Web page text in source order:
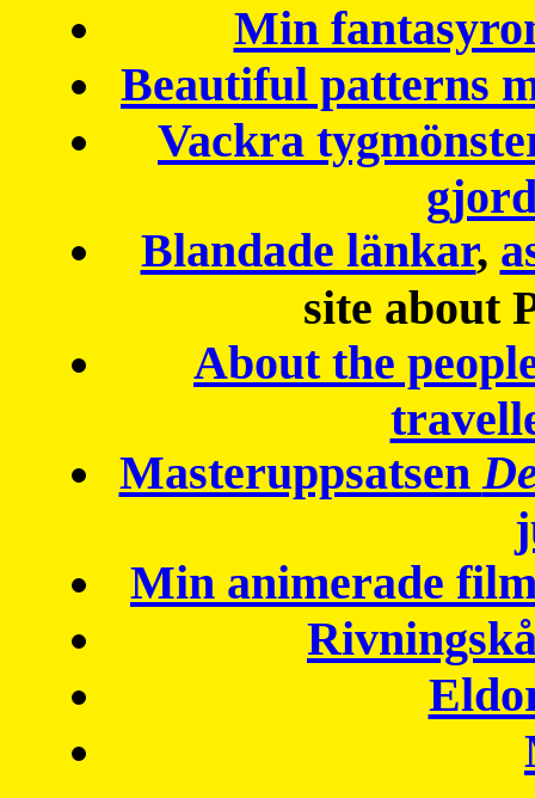
Min
Beautiful patterns
Vackra
Blandade länkar,
site about
About the
Masteruppsatsen
Min animerade